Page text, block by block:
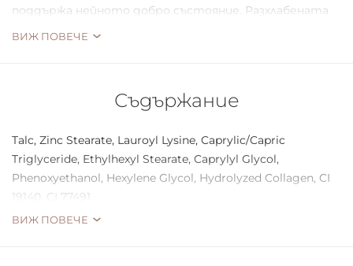
поддържа нейното добро състояние. Разхлабената
ВИЖ ПОВЕЧЕ
Съдържание
Talc, Zinc Stearate, Lauroyl Lysine, Caprylic/Capric
Triglyceride, Ethylhexyl Stearate, Caprylyl Glycol,
Phenoxyethanol, Hexylene Glycol, Hydrolyzed Collagen, CI
19140, CI 77491.
ВИЖ ПОВЕЧЕ